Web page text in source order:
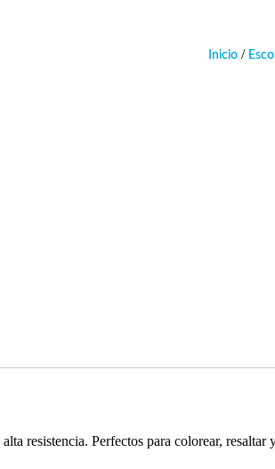
Inicio /
resistencia. Perfectos para colorear,